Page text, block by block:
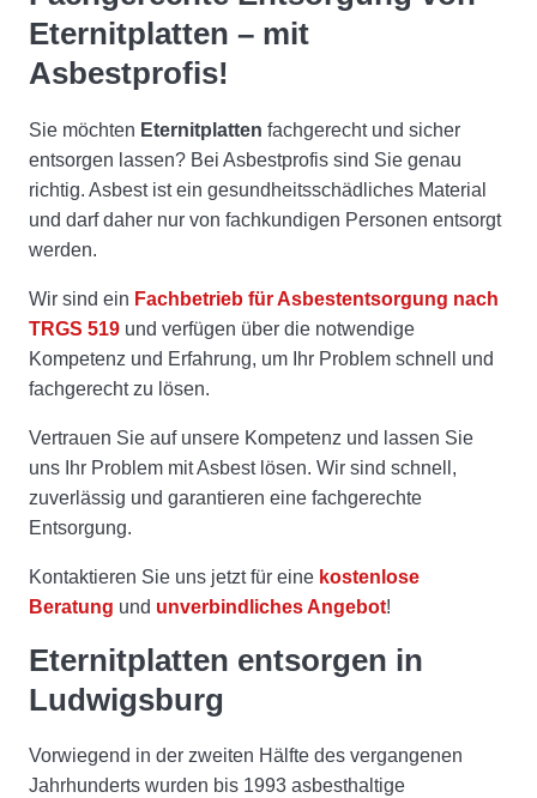
Eternitplatten – mit
Asbestprofis!
Sie möchten Eternitplatten fachgerecht und sicher
entsorgen lassen? Bei Asbestprofis sind Sie genau
richtig. Asbest ist ein gesundheitsschädliches Material
und darf daher nur von fachkundigen Personen entsorgt
werden.
Wir sind ein Fachbetrieb für Asbestentsorgung nach
TRGS 519 und verfügen über die notwendige
Kompetenz und Erfahrung, um Ihr Problem schnell und
fachgerecht zu lösen.
Vertrauen Sie auf unsere Kompetenz und lassen Sie
uns Ihr Problem mit Asbest lösen. Wir sind schnell,
zuverlässig und garantieren eine fachgerechte
Entsorgung.
Kontaktieren Sie uns jetzt für eine kostenlose
Beratung und unverbindliches Angebot!
Eternitplatten entsorgen in
Ludwigsburg
Vorwiegend in der zweiten Hälfte des vergangenen
Jahrhunderts wurden bis 1993 asbesthaltige